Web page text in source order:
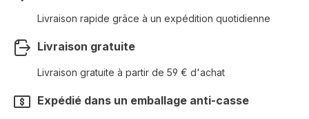
Livraison rapide grâce à un expédition quotidienne
Livraison gratuite
Livraison gratuite à partir de 59 € d'achat
Expédié dans un emballage anti-casse